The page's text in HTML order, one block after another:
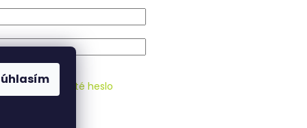
SA
Zabudnuté heslo